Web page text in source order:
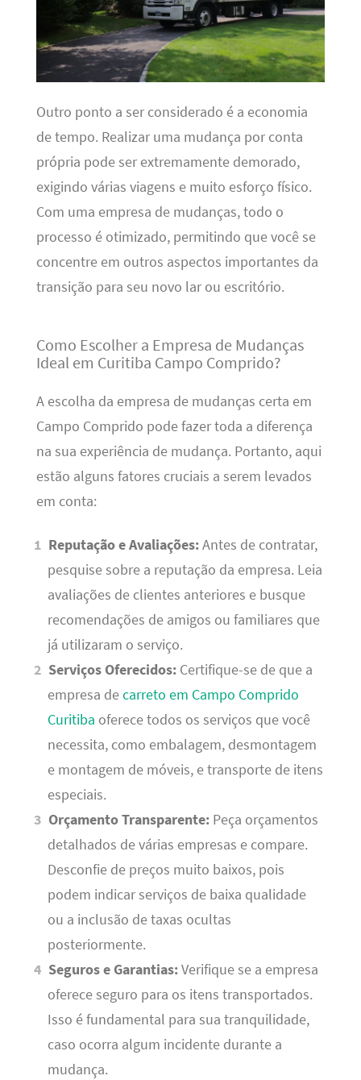
Outro ponto a ser considerado é a economia
de tempo. Realizar uma mudança por conta
própria pode ser extremamente demorado,
exigindo várias viagens e muito esforço físico.
Com uma empresa de mudanças, todo o
processo é otimizado, permitindo que você se
concentre em outros aspectos importantes da
transição para seu novo lar ou escritório.
Como Escolher a Empresa de Mudanças
Ideal em Curitiba Campo Comprido?
A escolha da empresa de mudanças certa em
Campo Comprido pode fazer toda a diferença
na sua experiência de mudança. Portanto, aqui
estão alguns fatores cruciais a serem levados
em conta:
Reputação e Avaliações:Antes de contratar,
pesquise sobre a reputação da empresa. Leia
avaliações de clientes anteriores e busque
recomendações de amigos ou familiares que
já utilizaram o serviço.
Serviços Oferecidos: Certifique-se de que a
empresa decarreto em Campo Comprido
Curitiba oferece todos os serviços que você
necessita, como embalagem, desmontagem
e montagem de móveis, e transporte de itens
especiais.
Orçamento Transparente: Peça orçamentos
detalhados de várias empresas e compare.
Desconfie de preços muito baixos, pois
podem indicar serviços de baixa qualidade
ou a inclusão de taxas ocultas
posteriormente.
Seguros e Garantias:Verifique se a empresa
oferece seguro para os itens transportados.
Isso é fundamental para sua tranquilidade,
caso ocorra algum incidente durante a
mudança.